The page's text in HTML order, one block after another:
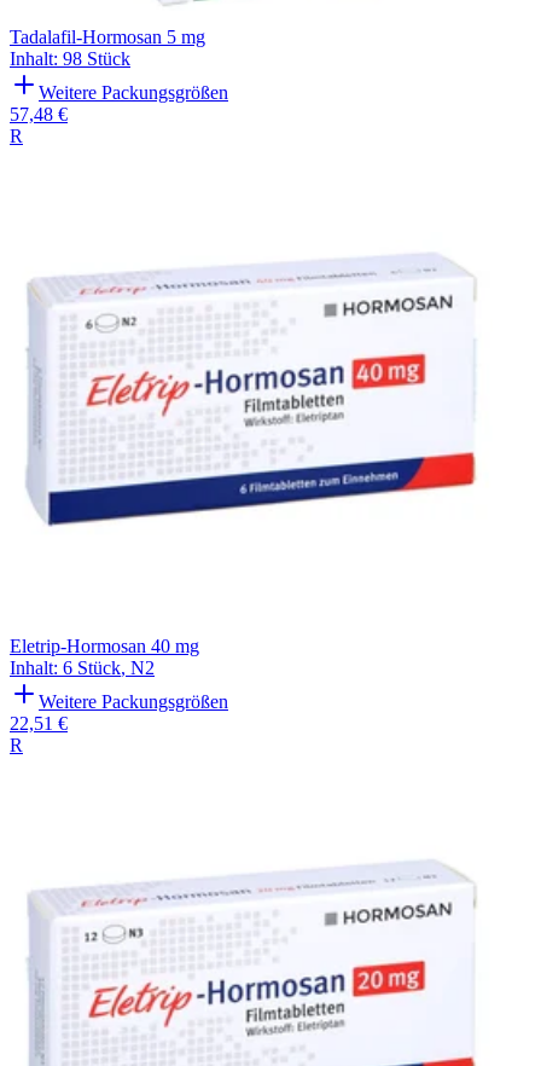
Tadalafil-Hormosan 5 mg
Inhalt: 98 Stück
Weitere Packungsgrößen
57,48 €
R
Eletrip-Hormosan 40 mg
Inhalt: 6 Stück, N2
Weitere Packungsgrößen
22,51 €
R